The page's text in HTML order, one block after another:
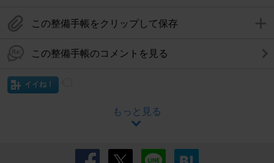
この整備手帳をクリップして保存
この整備手帳のコメントを見る
イイね！
もっと見る